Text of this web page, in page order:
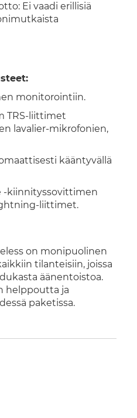
Ei vaadi erillisiä
monitorointiin.
TRS-liittimet
lavalier-mikrofonien,
kääntyvällä
-kiinnityssovittimen
liittimet.
on monipuolinen
tilanteisiin, joissa
äänentoistoa.
helppoutta ja
paketissa.